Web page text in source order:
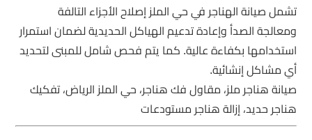
تشمل صيانة الهناجر في حي الملز إصلاح الأجزاء التالفة
ومعالجة الصدأ وإعادة تدعيم الهياكل الحديدية لضمان استمرار
استخدامها بكفاءة عالية. كما يتم فحص شامل للمبنى لتحديد
أي مشاكل إنشائية.
صيانة هناجر ملز، مقاول فك هناجر، حي الملز الرياض، تفكيك
هناجر حديد، إزالة هناجر مستودعات